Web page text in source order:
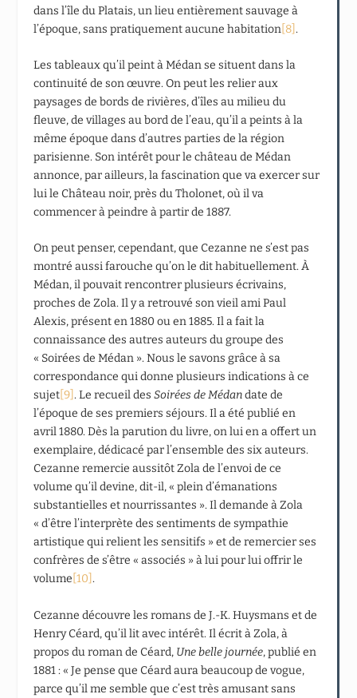
dans l’île du Platais, un lieu entièrement sauvage à
l’époque, sans pratiquement aucune habitation [8].
Les tableaux qu’il peint à Médan se situent dans la
continuité de son œuvre. On peut les relier aux
paysages de bords de rivières, d’îles au milieu du
fleuve, de villages au bord de l’eau, qu’il a peints à la
même époque dans d’autres parties de la région
parisienne. Son intérêt pour le château de Médan
annonce, par ailleurs, la fascination que va exercer sur
lui le Château noir, près du Tholonet, où il va
commencer à peindre à partir de 1887.
On peut penser, cependant, que Cezanne ne s’est pas
montré aussi farouche qu’on le dit habituellement. À
Médan, il pouvait rencontrer plusieurs écrivains,
proches de Zola. Il y a retrouvé son vieil ami Paul
Alexis, présent en 1880 ou en 1885. Il a fait la
connaissance des autres auteurs du groupe des
« Soirées de Médan ». Nous le savons grâce à sa
correspondance qui donne plusieurs indications à ce
sujet[9]. Le recueil desSoirées de Médandate de
l’époque de ses premiers séjours. Il a été publié en
avril 1880. Dès la parution du livre, on lui en a offert un
exemplaire, dédicacé par l’ensemble des six auteurs.
Cezanne remercie aussitôt Zola de l’envoi de ce
volume qu’il devine, dit-il, « plein d’émanations
substantielles et nourrissantes ». Il demande à Zola
« d’être l’interprète des sentiments de sympathie
artistique qui relient les sensitifs » et de remercier ses
confrères de s’être « associés » à lui pour lui offrir le
volume[10].
Cezanne découvre les romans de J.-K. Huysmans et de
Henry Céard, qu’il lit avec intérêt. Il écrit à Zola, à
propos du roman de Céard, Une belle journée, publié en
1881 : « Je pense que Céard aura beaucoup de vogue,
parce qu’il me semble que c’est très amusant sans